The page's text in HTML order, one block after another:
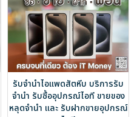
รับจำนำไอแพดสัตหีบ บริการรับ
จำนำ รับซื้ออุปกรณ์ไอที ขายของ
หลุดจำนำ และ รับฝากขายอุปกรณ์